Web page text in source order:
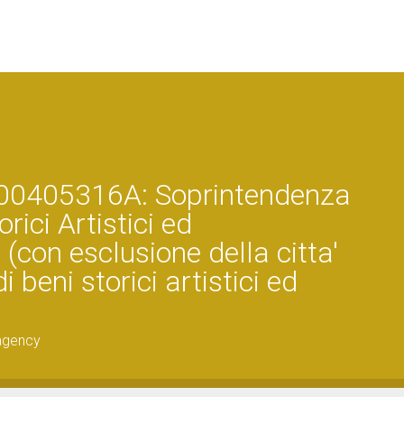
Soprintendenza
Artistici ed
esclusione della citta'
beni storici artistici ed